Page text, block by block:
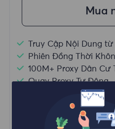
Mua
Truy Cập Nội Dung
Phiên Đồng Thời
100M+ Proxy Dân Cư
Quay Proxy Tự Động
HTTP(S)/SOCKS5
Tìm hiểu